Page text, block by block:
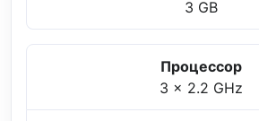
3 GB
Процессор
3 x 2.2 GHz